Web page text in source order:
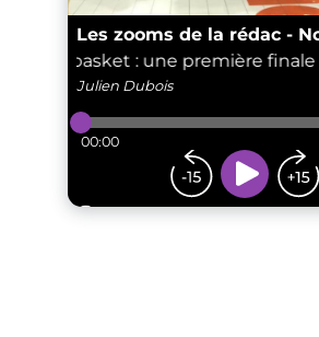
de basket : une première
Julien Dubois
00:00